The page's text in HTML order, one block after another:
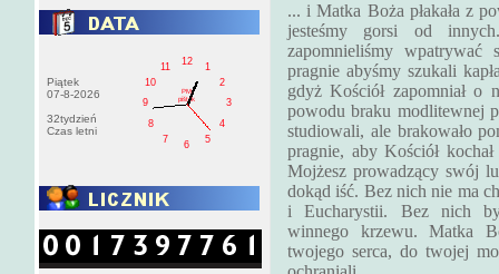
Piątek
07-8-2026
32tydzień
Czas letni
1
2
3
4
5
6
7
8
9
10
11
12
PM
pištek
... i Matka Boża płakała z
jesteśmy gorsi od
zapomnieliśmy wpatrywać
pragnie abyśmy szukali
gdyż Kościół zapomniał
powodu braku modlitewnej
studiowali, ale brakowało
pragnie, aby Kościół
Mojżesz prowadzący swój
dokąd iść. Bez nich nie ma
i Eucharystii. Bez nich
winnego krzewu. Matka
twojego serca, do twojej